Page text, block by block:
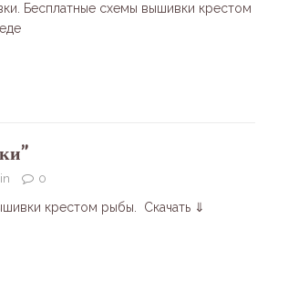
Бесплатные схемы вышивки крестом
0
крестом рыбы. Скачать ⇓